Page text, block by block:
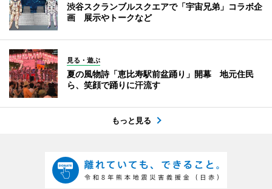
渋谷スクランブルスクエアで「宇宙兄弟」コラボ企
画 展示やトークなど
見る・遊ぶ
夏の風物詩「恵比寿駅前盆踊り」開幕 地元住民
ら、笑顔で踊りに汗流す
もっと見る